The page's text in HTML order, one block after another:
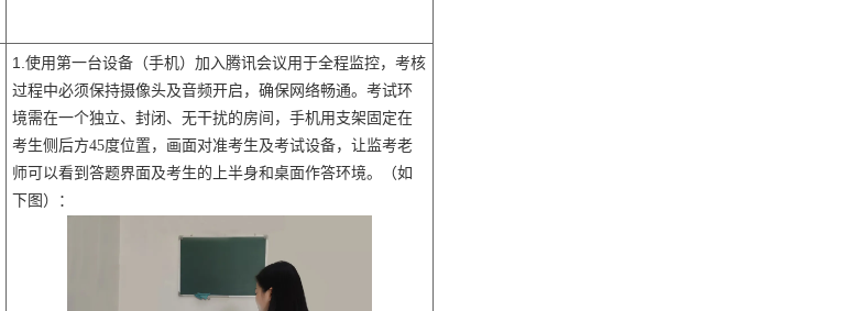
1. 使用第一台设备（手机）加入腾讯会议用于全程监控，考核
过程中必须保持摄像头及音频开启，确保网络畅通。考试环
境需在一个独立、封闭、无干扰的房间，手机用支架固定在
考生侧后方45度位置，画面对准考生及考试设备，让监考老
师可以看到答题界面及考生的上半身和桌面作答环境。
（如
下图）：